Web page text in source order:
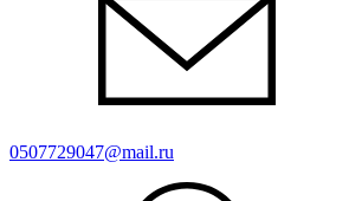
0507729047@mail.ru